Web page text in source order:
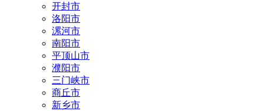
开封市
洛阳市
漯河市
南阳市
平顶山市
濮阳市
三门峡市
商丘市
新乡市